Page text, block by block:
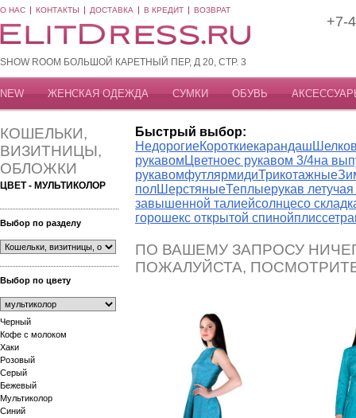
О НАС КОНТАКТЫ ДОСТАВКА В КРЕДИТ ВОЗВРАТ
SHOW ROOM БОЛЬШОЙ КАРЕТНЫЙ ПЕР, Д 20, СТР. 3
+7-
NEW ЖЕНСКАЯ ОДЕЖДА СУМКИ ОБУВЬ
КОШЕЛЬКИ,
ВИЗИТНИЦЫ,
ОБЛОЖКИ
ЦВЕТ - МУЛЬТИКОЛОР
Выбор по разделу
Выбор по цвету
Черный
Кофе с молоком
Хаки
Розовый
Серый
Бежевый
Мультиколор
Синий
Быстрый выбор:
НедорогиеКороткиекарандаш
рукавом Цветноес рукавом 3/4на
рукавомфутлярмидиТрикотажные
полШерстяныеТеплыерукав
завышенной талиейсолнцесо
горошекс открытой спинойплиссе
ПО ВАШЕМУ ЗАПРОСУ
ПОЖАЛУЙСТА,